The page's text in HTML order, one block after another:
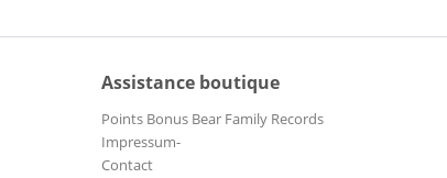
Assistance boutique
Points Bonus Bear Family Records
Impressum-
Contact